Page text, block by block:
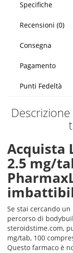
Specifiche
Recensioni (0)
Consegna
Pagamento
Punti Fedeltà
Acquista
2.5 mg/
Se stai cercando
percorso di
steroidstime.com,
mg/tab, 100
Questo farmaco è